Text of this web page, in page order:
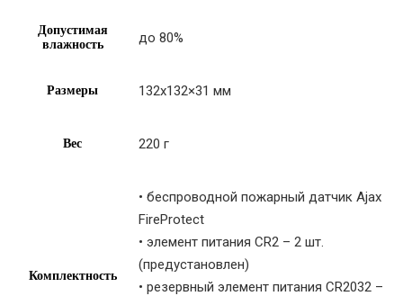
Допустимая
влажность
до 80%
Размеры 132х132×31 мм
Вес 220 г
Комплектность
• беспроводной пожарный датчик Ajax
FireProtect
• элемент питания CR2 – 2 шт.
(предустановлен)
• резервный элемент питания CR2032 –